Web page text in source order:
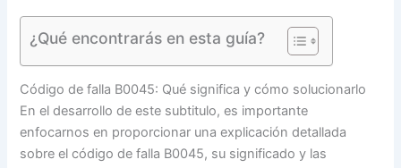
¿Qué encontrarás en esta guía?
Código de falla B0045: Qué significa y cómo solucionarlo
En el desarrollo de este subtitulo, es importante
enfocarnos en proporcionar una explicación detallada
sobre el código de falla B0045, su significado y las